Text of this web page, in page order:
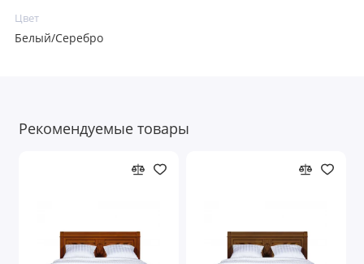
Цвет
Белый/Серебро
Рекомендуемые товары